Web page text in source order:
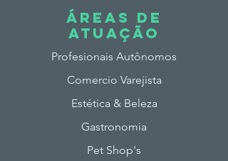
ÁREAS DE
ATUAção
Profesionais Autônomos
Comercio Varejista
Estética & Beleza
Gastronomia
Pet Shop's